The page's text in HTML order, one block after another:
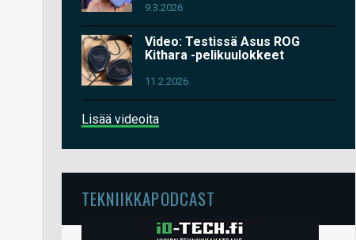
9.3.2026
Video: Testissä Asus ROG
Kithara -pelikuulokkeet
11.2.2026
Lisää videoita
TEKNIIKKAPODCAST